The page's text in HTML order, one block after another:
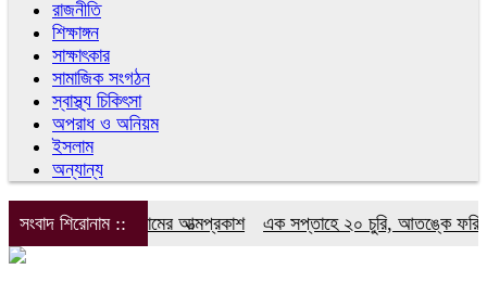
রাজনীতি
শিক্ষাঙ্গন
সাক্ষাৎকার
সামাজিক সংগঠন
স্বাস্থ্য চিকিৎসা
অপরাধ ও অনিয়ম
ইসলাম
অন্যান্য
সংবাদ শিরোনাম ::
সাংবাদিক ফোরামের আত্মপ্রকাশ এক সপ্তাহে ২০ চুরি, আতঙ্কে